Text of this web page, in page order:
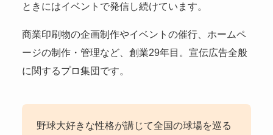
ときにはイベントで発信し続けています。
商業印刷物の企画制作やイベントの催行、ホームペ
ージの制作・管理など、創業29年目。宣伝広告全般
に関するプロ集団です。
野球大好きな性格が講じて全国の球場を巡る